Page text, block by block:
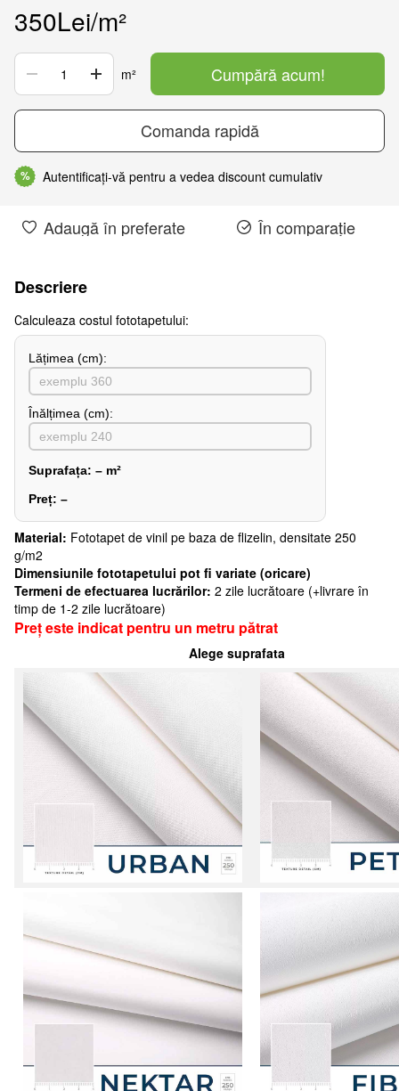
350Lei/m²
m² Cumpără acum!
Comanda rapidă
% Autentificați-vă pentru a vedea discount cumulativ
Adaugă în preferate În comparație
Descriere
Сalculeaza costul fototapetului:
Lățimea (сm):
Înălțimea (cm):
Suprafața: – m²
Preț: –
Material: Fototapet de vinil pe baza de flizelin, densitate 250
g/m2
Dimensiunile fototapetului pot fi variate (oricare)
Termeni de efectuarea lucrărilor: 2 zile lucrătoare (+livrare în
timp de 1-2 zile lucrătoare)
Preț este indicat pentru un metru pătrat
Alege suprafata